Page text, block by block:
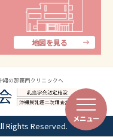
メニュー
地図を見る
Rights Reserved.